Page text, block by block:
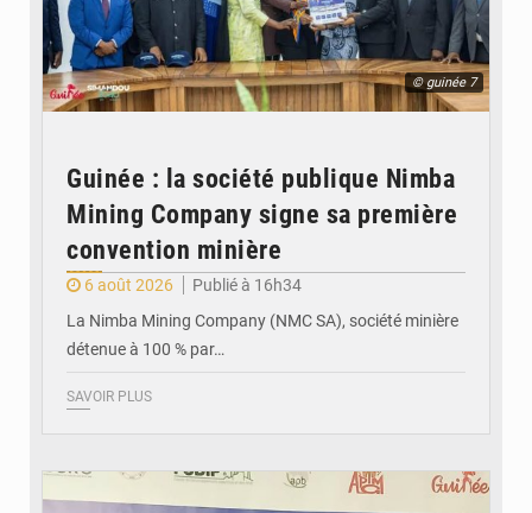
© guinée 7
Guinée : la société publique Nimba
Mining Company signe sa première
convention minière
6 août 2026
Publié à 16h34
La Nimba Mining Company (NMC SA), société minière
détenue à 100 % par…
SAVOIR PLUS